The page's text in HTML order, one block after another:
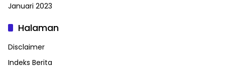
Januari 2023
Halaman
Disclaimer
Indeks Berita